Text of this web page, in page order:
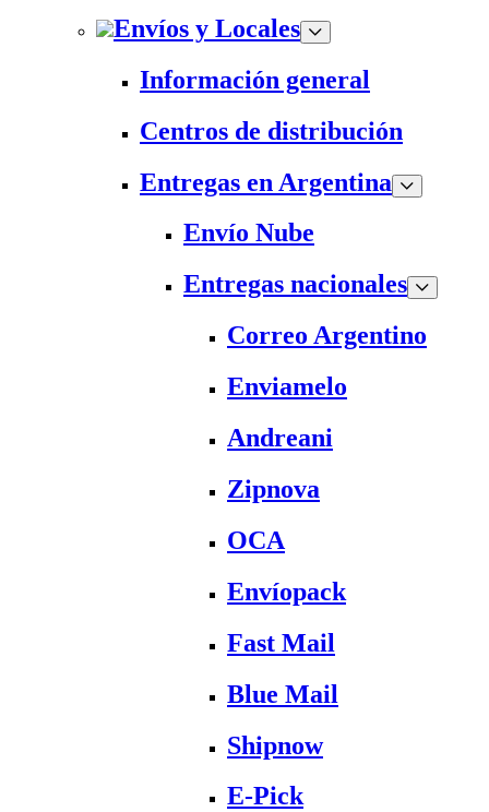
Envíos y Locales
Información general
Centros de distribución
Entregas en Argentina
Envío Nube
Entregas nacionales
Correo Argentino
Enviamelo
Andreani
Zipnova
OCA
Envíopack
Fast Mail
Blue Mail
Shipnow
E-Pick